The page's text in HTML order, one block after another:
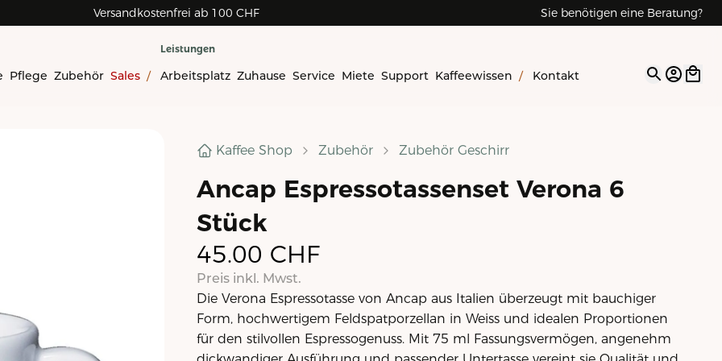
Versandkostenfrei ab 100 CHF Sie benötigen eine Beratung?
Pflege Zubehör Sales /
Leistungen
Arbeitsplatz Zuhause Service Miete Support Kaffeewissen / Kontakt Open
Kaffee Shop Zubehör Zubehör Geschirr
Ancap Espressotassenset Verona 6
Stück
45.00 CHF
Preis inkl. Mwst.
Die Verona Espressotasse von Ancap aus Italien überzeugt mit bauchiger
Form, hochwertigem Feldspatporzellan in Weiss und idealen Proportionen
für den stilvollen Espressogenuss. Mit 75 ml Fassungsvermögen, angenehm